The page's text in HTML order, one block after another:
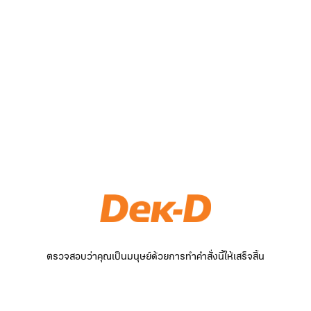
ตรวจสอบว่าคุณเป็นมนุษย์ด้วยการทำคำสั่งนี้ให้เสร็จสิ้น